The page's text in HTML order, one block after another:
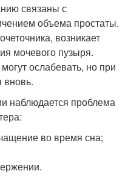
связаны с
объема простаты.
возникает
мочевого пузыря.
ослабевать, но при
вновь.
наблюдается проблема
во время сна;